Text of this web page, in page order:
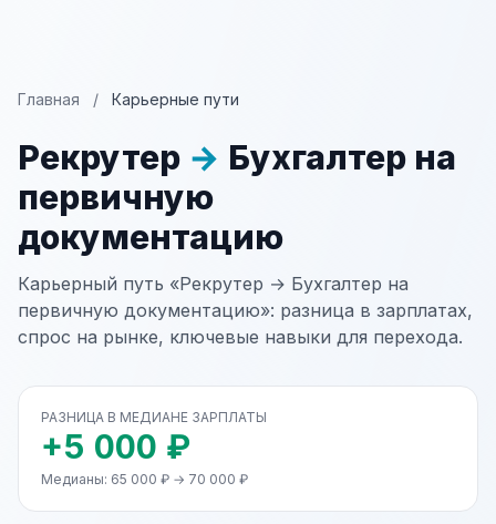
Главная / Карьерные пути
Рекрутер → Бухгалтер на
первичную
документацию
Карьерный путь «Рекрутер → Бухгалтер на
первичную документацию»: разница в зарплатах,
спрос на рынке, ключевые навыки для перехода.
РАЗНИЦА В МЕДИАНЕ ЗАРПЛАТЫ
+5 000 ₽
Медианы: 65 000 ₽ → 70 000 ₽